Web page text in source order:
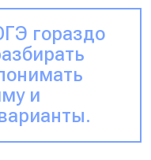
гораздо
и